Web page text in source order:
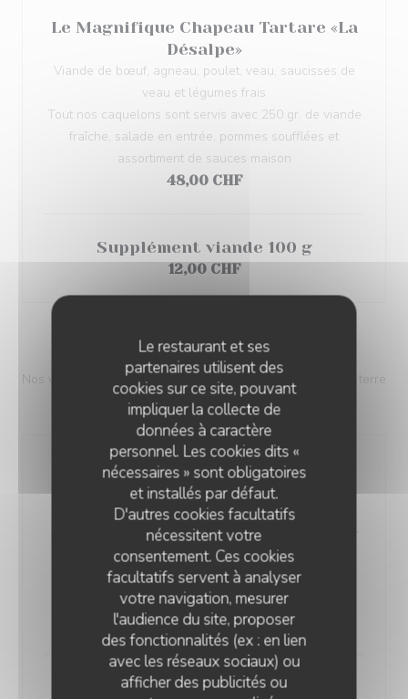
Le restaurant et ses
partenaires utilisent des
cookies sur ce site, pouvant
impliquer la collecte de
données à caractère
personnel. Les cookies dits «
nécessaires » sont obligatoires
et installés par défaut.
D'autres cookies facultatifs
nécessitent votre
consentement. Ces cookies
facultatifs servent à analyser
votre navigation, mesurer
l'audience du site, proposer
des fonctionnalités (ex : en lien
avec les réseaux sociaux) ou
afficher des publicités ou
Le Magnifique Chapeau Tartare «La
Désalpe»
Viande de bœuf, agneau, poulet, veau, saucisses de
veau et légumes frais
Tout nos caquelons sont servis avec 250 gr. de viande
fraîche, salade en entrée, pommes soufflées et
assortiment de sauces maison
48,00 CHF
Supplément viande 100 g
12,00 CHF
LES VIANDES
Nos viandes sont accompagnées de gratin de pommes de terre
ou frites et légumes de saison
Tartare de bœuf coupé au couteau
Préparé à partir de bœuf suisse sélectionné par la
Boucherie du Coin à Bramois, notre tartare est coupé
au couteau et assaisonné avec soin afin de préserver
toute la finesse de la viande. Il est servi avec une
petite salade mêlée, des pommes frites croustillantes
et des toasts grillés. (180gr.)
42,00 CHF
Entrecôte de bœuf grillée